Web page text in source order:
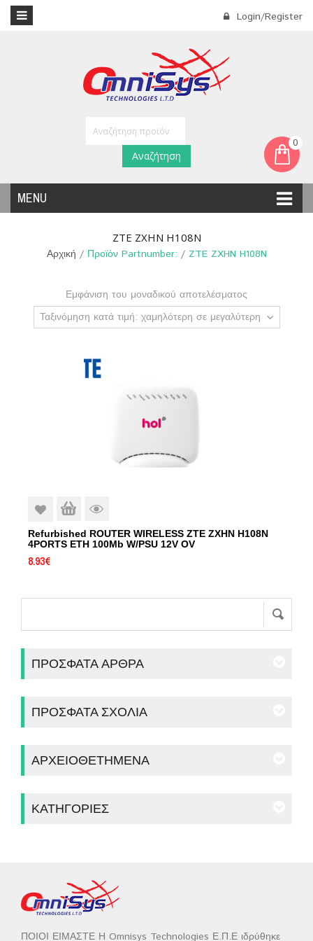
Login/Register
0
MENU
Αναζήτηση
ZTE ZXHN H108N
Αρχική / Προϊόν Partnumber: / ZTE ZXHN H108N
Εμφάνιση του μοναδικού αποτελέσματος
Ταξινόμηση κατά τιμή: χαμηλότερη σε μεγαλύτερη
Refurbished ROUTER WIRELESS ZTE ZXHN H108N
4PORTS ETH 100Mb W/PSU 12V OV
8.93€
ΠΡΌΣΦΑΤΑ ΆΡΘΡΑ
ΠΡΌΣΦΑΤΑ ΣΧΌΛΙΑ
ΑΡΧΕΙΟΘΕΤΗΜΈΝΑ
ΚΑΤΗΓΟΡΊΕΣ
ΠΟΙΟΙ ΕΙΜΑΣΤΕ Η Omnisys Technologies Ε.Π.Ε ιδρύθηκε